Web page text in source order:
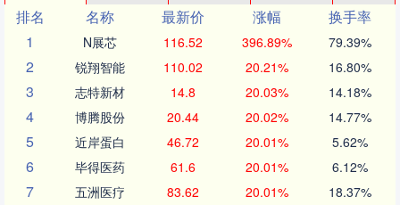
排名
名称 最新价 涨幅
换手率
1
N展芯 116.52 396.89% 79.39%
2 锐翔智能 110.02 20.21% 16.80%
3 志特新材 14.8 20.03% 14.18%
4 博腾股份 20.44 20.02% 14.77%
5 近岸蛋白 46.72 20.01% 5.62%
6 毕得医药 61.6 20.01% 6.12%
7 五洲医疗 83.62 20.01% 18.37%